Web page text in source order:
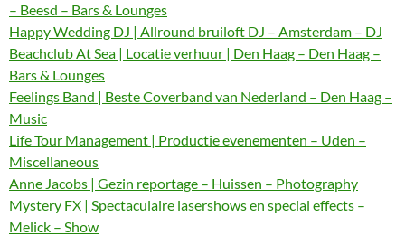
– Beesd – Bars & Lounges
Happy Wedding DJ | Allround bruiloft DJ – Amsterdam – DJ
Beachclub At Sea | Locatie verhuur | Den Haag – Den Haag –
Bars & Lounges
Feelings Band | Beste Coverband van Nederland – Den Haag –
Music
Life Tour Management | Productie evenementen – Uden –
Miscellaneous
Anne Jacobs | Gezin reportage – Huissen – Photography
Mystery FX | Spectaculaire lasershows en special effects –
Melick – Show